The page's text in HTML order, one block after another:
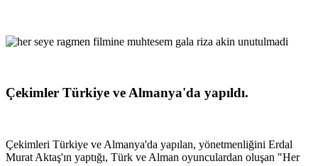
Çekimler Türkiye ve Almanya'da yapıldı.
Çekimleri Türkiye ve Almanya'da yapılan, yönetmenliğini Erdal
Murat Aktaş'ın yaptığı, Türk ve Alman oyunculardan oluşan "Her